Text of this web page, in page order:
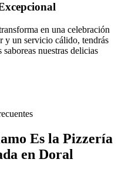
en una celebración
y un servicio cálido, tendrás
nuestras delicias
Es la Pizzería
en Doral